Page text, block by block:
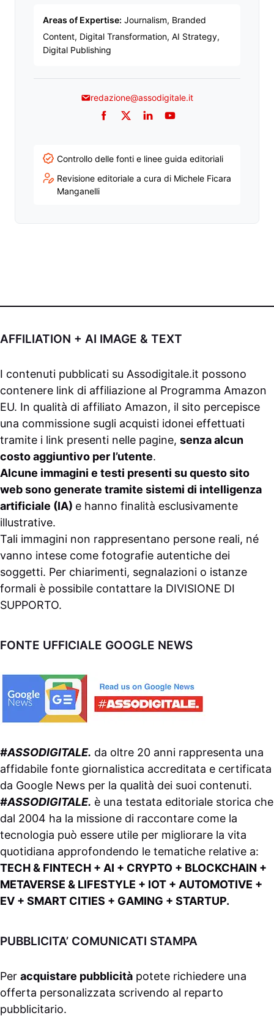
Areas of Expertise: Journalism, Branded
Content, Digital Transformation, AI Strategy,
Digital Publishing
redazione@assodigitale.it
Facebook
TwitterLinkedInYouTube
Controllo delle fonti e linee guida editoriali
Revisione editoriale a cura di Michele Ficara
Manganelli
AFFILIATION + AI IMAGE & TEXT
I contenuti pubblicati su Assodigitale.it possono
contenere link di affiliazione al Programma Amazon
EU. In qualità di affiliato Amazon, il sito percepisce
una commissione sugli acquisti idonei effettuati
tramite i link presenti nelle pagine, senza alcun
costo aggiuntivo per l’utente.
Alcune immagini e testi presenti su questo sito
web sono generate tramite sistemi di intelligenza
artificiale (IA) e hanno finalità esclusivamente
illustrative.
Tali immagini non rappresentano persone reali, né
vanno intese come fotografie autentiche dei
soggetti. Per chiarimenti, segnalazioni o istanze
formali è possibile contattare la DIVISIONE DI
SUPPORTO.
FONTE UFFICIALE GOOGLE NEWS
#ASSODIGITALE. da oltre 20 anni rappresenta una
affidabile fonte giornalistica accreditata e certificata
da Google News per la qualità dei suoi contenuti.
#ASSODIGITALE. è una testata editoriale storica che
dal 2004 ha la missione di raccontare come la
tecnologia può essere utile per migliorare la vita
quotidiana approfondendo le tematiche relative a:
TECH & FINTECH + AI + CRYPTO + BLOCKCHAIN +
METAVERSE & LIFESTYLE + IOT + AUTOMOTIVE +
EV + SMART CITIES + GAMING + STARTUP.
PUBBLICITA’ COMUNICATI STAMPA
Per acquistare pubblicità potete richiedere una
offerta personalizzata scrivendo al reparto
pubblicitario.